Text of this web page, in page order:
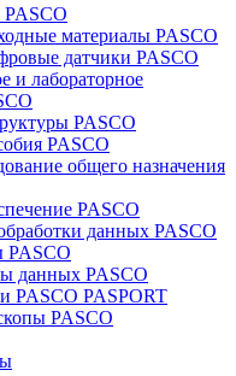
материалы PASCO
датчики PASCO
и лабораторное
PASCO
PASCO
общего назначения
PASCO
данных PASCO
PASCO
данных PASCO
PASCO PASPORT
PASCO